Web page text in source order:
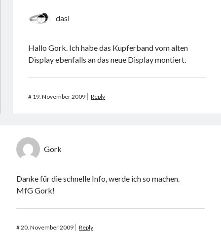
dasI
Hallo Gork. Ich habe das Kupferband vom alten
Display ebenfalls an das neue Display montiert.
# 19. November 2009 Reply
Gork
Danke für die schnelle Info, werde ich so machen.
MfG Gork!
#20. November 2009 Reply